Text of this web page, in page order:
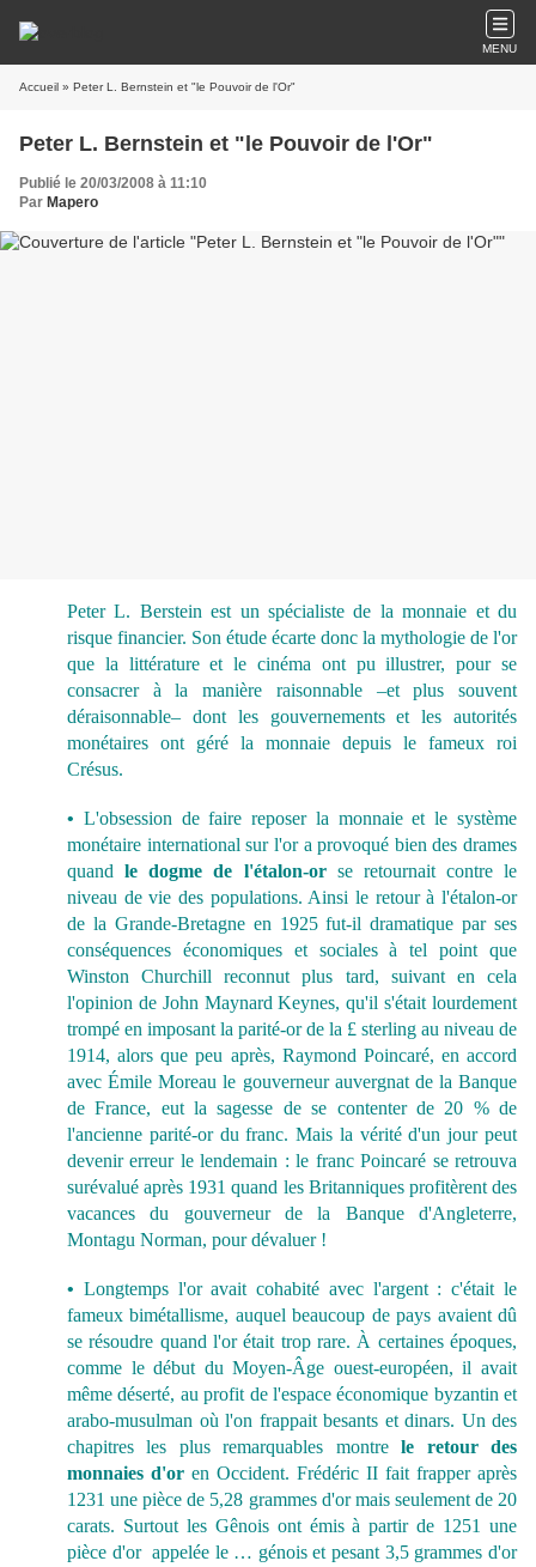
MENU
Accueil » Peter L. Bernstein et "le Pouvoir de l'Or"
Peter L. Bernstein et "le Pouvoir de l'Or"
Publié le 20/03/2008 à 11:10
Par Mapero
Peter L. Berstein est un spécialiste de la monnaie et du
risque financier. Son étude écarte donc la mythologie de l'or
que la littérature et le cinéma ont pu illustrer, pour se
consacrer à la manière raisonnable –et plus souvent
déraisonnable– dont les gouvernements et les autorités
monétaires ont géré la monnaie depuis le fameux roi
Crésus.
• L'obsession de faire reposer la monnaie et le système
monétaire international sur l'or a provoqué bien des drames
quandle dogme de l'étalon-orse retournait contre le
niveau de vie des populations. Ainsi le retour à l'étalon-or
de la Grande-Bretagne en 1925 fut-il dramatique par ses
conséquences économiques et sociales à tel point que
Winston Churchill reconnut plus tard, suivant en cela
l'opinion de John Maynard Keynes, qu'il s'était lourdement
trompé en imposant la parité-or de la £ sterling au niveau de
1914, alors que peu après, Raymond Poincaré, en accord
avec Émile Moreau le gouverneur auvergnat de la Banque
de France, eut la sagesse de se contenter de 20 % de
l'ancienne parité-or du franc. Mais la vérité d'un jour peut
devenir erreur le lendemain : le franc Poincaré se retrouva
surévalué après 1931 quand les Britanniques profitèrent des
vacances du gouverneur de la Banque d'Angleterre,
Montagu Norman, pour dévaluer !
• Longtemps l'or avait cohabité avec l'argent : c'était le
fameux bimétallisme, auquel beaucoup de pays avaient dû
se résoudre quand l'or était trop rare. À certaines époques,
comme le début du Moyen-Âge ouest-européen, il avait
même déserté, au profit de l'espace économique byzantin et
arabo-musulman où l'on frappait besants et dinars. Un des
chapitres les plus remarquables montrele retour des
monnaies d'or en Occident. Frédéric II fait frapper après
1231 une pièce de 5,28 grammes d'or mais seulement de 20
carats. Surtout les Gênois ont émis à partir de 1251 une
pièce d'or appelée le … génois et pesant 3,5 grammes d'or